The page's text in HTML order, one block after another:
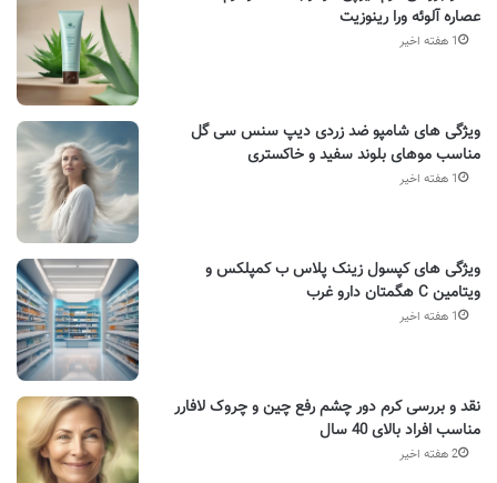
عصاره آلوئه ورا رینوزیت
1 هفته اخیر
ویژگی های شامپو ضد زردی دیپ سنس سی گل
مناسب موهای بلوند سفید و خاکستری
1 هفته اخیر
ویژگی های کپسول زینک پلاس ب کمپلکس و
ویتامین C هگمتان دارو غرب
1 هفته اخیر
نقد و بررسی کرم دور چشم رفع چین و چروک لافارر
مناسب افراد بالای 40 سال
2 هفته اخیر